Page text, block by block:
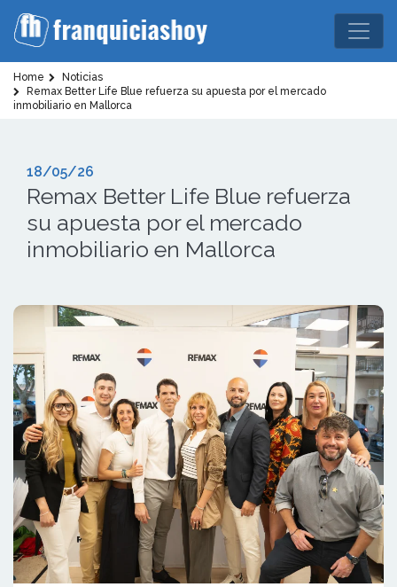
Home
Noticias
Remax Better Life Blue refuerza su apuesta por el mercado
inmobiliario en Mallorca
18/05/26
Remax Better Life Blue refuerza
su apuesta por el mercado
inmobiliario en Mallorca